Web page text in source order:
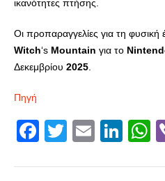
ικανότητες πτήσης.
Οι προπαραγγελίες για τη φυσική
Witch‘s Mountain για το
Δεκεμβρίου 2025
Πηγή
Facebook
Twitter
Email